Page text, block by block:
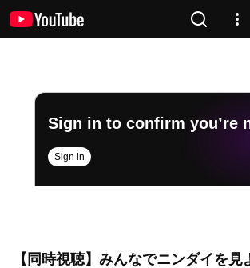
Sign in to confirm you’re
Sign in
【同時視聴】みんなでニンダイを